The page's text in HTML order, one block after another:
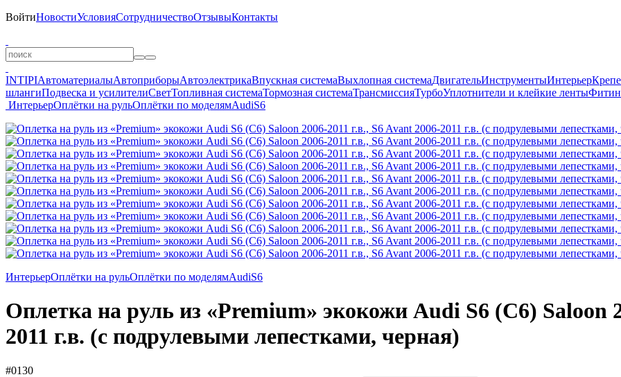
ВойтиНовостиУсловияСотрудничествоОтзывыКонтакты
INTIPIАвтоматериалыАвтоприборыАвтоэлектрикаВпускная системаВыхлопная системаДвигательИнструментыИнтерьер
шлангиПодвеска и усилителиСветТопливная системаТормозная системаТрансмиссияТурбоУплотнители и клейкие ленты
ИнтерьерОплётки на рульОплётки по моделямAudiS6
ИнтерьерОплётки на рульОплётки по моделямAudiS6
Оплетка на руль из «Premium» экокожи Audi S6 (C6) Saloon
2011 г.в. (с подрулевыми лепестками, черная)
#0130